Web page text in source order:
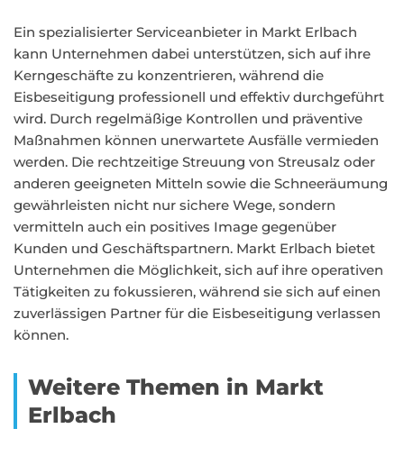
Ein spezialisierter Serviceanbieter in Markt Erlbach
kann Unternehmen dabei unterstützen, sich auf ihre
Kerngeschäfte zu konzentrieren, während die
Eisbeseitigung professionell und effektiv durchgeführt
wird. Durch regelmäßige Kontrollen und präventive
Maßnahmen können unerwartete Ausfälle vermieden
werden. Die rechtzeitige Streuung von Streusalz oder
anderen geeigneten Mitteln sowie die Schneeräumung
gewährleisten nicht nur sichere Wege, sondern
vermitteln auch ein positives Image gegenüber
Kunden und Geschäftspartnern. Markt Erlbach bietet
Unternehmen die Möglichkeit, sich auf ihre operativen
Tätigkeiten zu fokussieren, während sie sich auf einen
zuverlässigen Partner für die Eisbeseitigung verlassen
können.
Weitere Themen in Markt
Erlbach